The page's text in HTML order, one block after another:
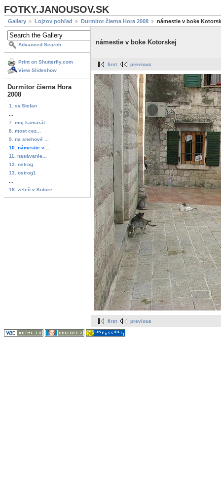
FOTKY.JANOUSOV.SK
Gallery Lojzov pohľad Durmitor čierna Hora 2008 námestie v boke
Advanced Search
Print on Shutterfly.com
View Slideshow
Durmitor čierna Hora
2008
1. sv.Stefan
7. moj kamarát...
8. most cez...
9. na snehové ...
10. námestie v ...
11. nasávanie...
12. ostrog
13. ostrog1
18. zeleň v Kotore
námestie v boke Kotorskej
first previous
first previous